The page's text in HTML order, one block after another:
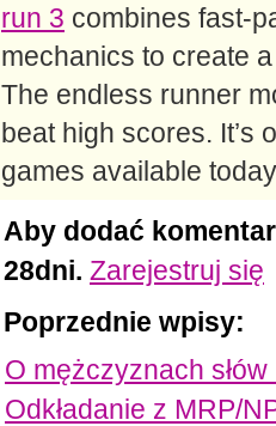
run 3 combines fast-
mechanics to create
The endless runner
beat high scores. It’s
games available
Aby dodać
28dni. Zarejestruj się
Poprzednie wpisy:
O mężczyznach słów
Odkładanie z MRP/